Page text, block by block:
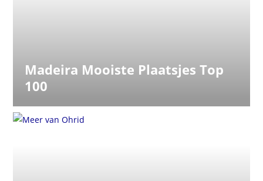
Madeira Mooiste Plaatsjes Top
100